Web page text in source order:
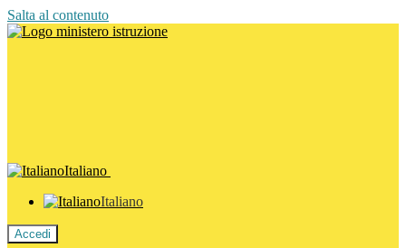
Salta al contenuto
Italiano
Italiano
Accedi